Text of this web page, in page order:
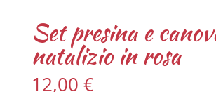
Set presina e
natalizio in rosa
12,00 €